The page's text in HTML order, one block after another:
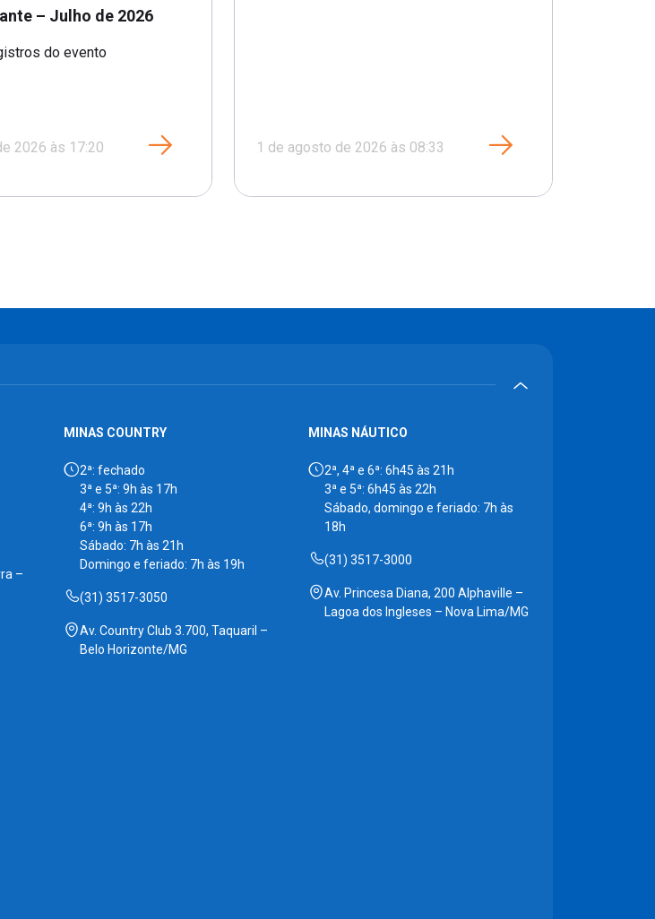
– Julho de 2026
do evento
2026 às 17:20 1 de agosto de 2026 às 08:33
–
MINAS COUNTRY
2ª: fechado
3ª e 5ª: 9h às 17h
4ª: 9h às 22h
6ª: 9h às 17h
Sábado: 7h às 21h
Domingo e feriado: 7h às 19h
(31) 3517-3050
Av. Country Club 3.700, Taquaril –
Belo Horizonte/MG
MINAS NÁUTICO
2ª, 4ª e 6ª: 6h45 às 21h
3ª e 5ª: 6h45 às 22h
Sábado, domingo e feriado: 7h às
18h
(31) 3517-3000
Av. Princesa Diana, 200 Alphaville –
Lagoa dos Ingleses – Nova Lima/MG